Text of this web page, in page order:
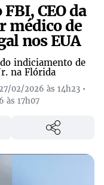
CEO da
médico de
nos EUA
indiciamento de
na Flórida
02/2026 às 14h23 •
às 17h07